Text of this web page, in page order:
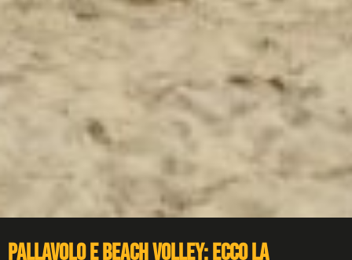
Pallavolo e beach volley: ecco la